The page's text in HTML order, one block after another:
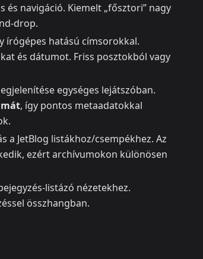
és navigáció. Kiemelt „fősztori” nagy
írógépes hatású címsorokkal.
és dátumot. Friss posztokból vagy
egységes lejátszóban.
, így pontos metaadatokkal
a JetBlog listákhoz/csempékhez. Az
ezért archívumokon különösen
nézetekhez.
összhangban.